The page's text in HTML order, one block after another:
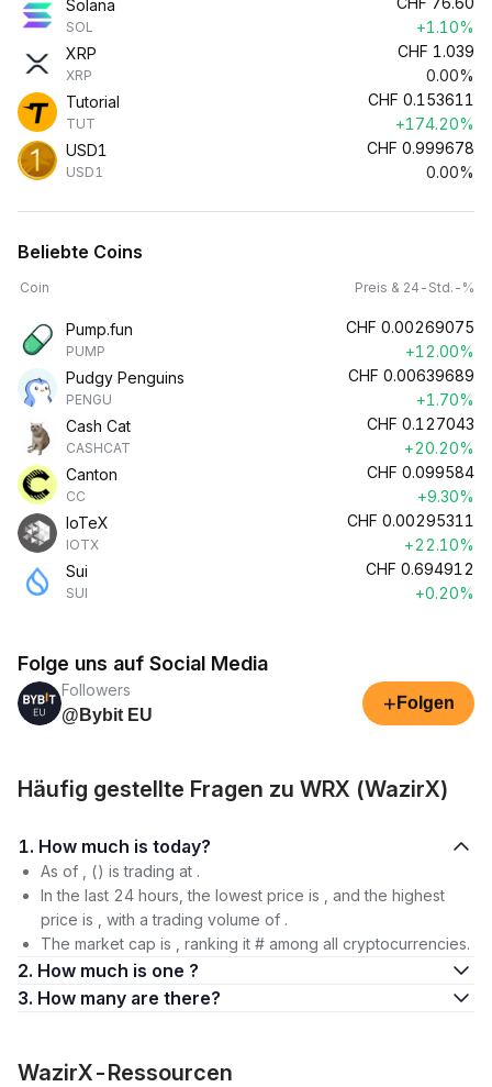
Solana
SOL
+1.10%
XRP
XRP
CHF 1.039
0.00%
Tutorial
TUT
CHF 0.153611
+174.20%
USD1
USD1
CHF 0.999678
0.00%
Beliebte Coins
Coin Preis & 24-Std.-%
Pump.fun
PUMP
CHF 0.00269075
+12.00%
Pudgy Penguins
PENGU
CHF 0.00639689
+1.70%
Cash Cat
CASHCAT
CHF 0.127043
+20.20%
Canton
CC
CHF 0.099584
+9.30%
IoTeX
IOTX
CHF 0.00295311
+22.10%
Sui
SUI
CHF 0.694912
+0.20%
Folge uns auf Social Media
Followers
@Bybit EU
+ Folgen
Häufig gestellte Fragen zu WRX (WazirX)
1. How much is today?
As of , () is trading at .
In the last 24 hours, the lowest price is , and the highest
price is , with a trading volume of .
The market cap is , ranking it # among all cryptocurrencies.
2. How much is one ?
3. How many are there?
WazirX-Ressourcen